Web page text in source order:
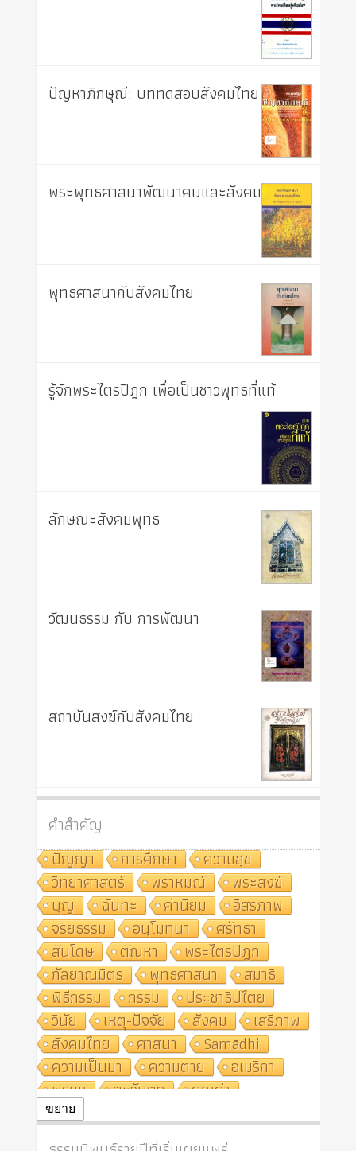
ปัญหาภิกษุณี: บททดสอบสังคมไทย
พระพุทธศาสนาพัฒนาคนและสังคม
พุทธศาสนากับสังคมไทย
รู้จักพระไตรปิฎก เพื่อเป็นชาวพุทธที่แท้
ลักษณะสังคมพุทธ
วัฒนธรรม กับ การพัฒนา
สถาบันสงฆ์กับสังคมไทย
คำสำคัญ
ปัญญา
การศึกษา
ความสุข
วิทยาศาสตร์
พราหมณ์
พระสงฆ์
บุญ
ฉันทะ ค่านิยม
อิสรภาพ
จริยธรรม
อนุโมทนา
ศรัทธา
สันโดษ
ตัณหา
พระไตรปิฎก
กัลยาณมิตร
พุทธศาสนา
สมาธิ
พิธีกรรม
กรรม
ประชาธิปไตย
วินัย
เหตุ-ปัจจัย สังคม
เสรีภาพ
สังคมไทย
ศาสนา
Samādhi
ความเป็นมา
ความตาย
อเมริกา
พรหม
ตะวันตก
คุณค่า
ปฏิจจสมุปบาท
ศาสนาประจำชาติ
ขยาย